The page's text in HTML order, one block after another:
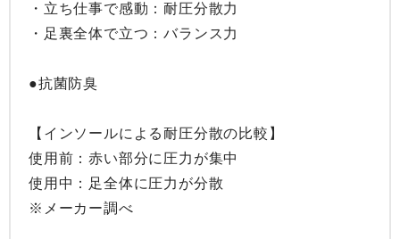
・立ち仕事で感動：耐圧分散力
・足裏全体で立つ：バランス力
●抗菌防臭
【インソールによる耐圧分散の比較】
使用前：赤い部分に圧力が集中
使用中：足全体に圧力が分散
※メーカー調べ